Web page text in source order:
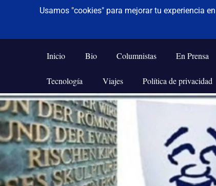
Saltar
al
contenido
De todo un poco
Frases,
Humor,
Tecnología
y
Viajes
Inicio Bio Columnistas En Prensa
Tecnología Viajes Política de privacidad